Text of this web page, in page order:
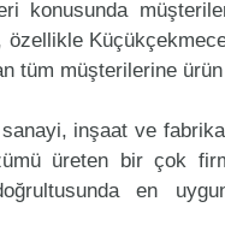
konusunda
özellikle
tüm müşterilerine
inşaat ve
üreten bir çok
en